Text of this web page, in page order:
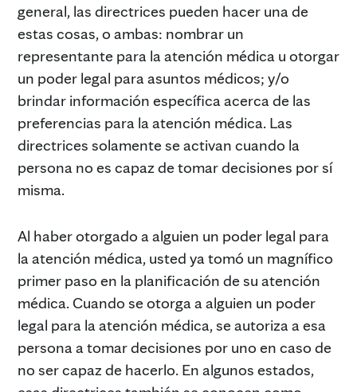
general, las directrices pueden hacer una de
estas cosas, o ambas: nombrar un
representante para la atención médica u otorgar
un poder legal para asuntos médicos; y/o
brindar información específica acerca de las
preferencias para la atención médica. Las
directrices solamente se activan cuando la
persona no es capaz de tomar decisiones por sí
misma.
Al haber otorgado a alguien un poder legal para
la atención médica, usted ya tomó un magnífico
primer paso en la planificación de su atención
médica. Cuando se otorga a alguien un poder
legal para la atención médica, se autoriza a esa
persona a tomar decisiones por uno en caso de
no ser capaz de hacerlo. En algunos estados,